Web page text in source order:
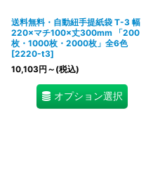
送料無料・自動紐手提紙袋 T-3 幅
220×マチ100×丈300mm 「200
枚・1000枚・2000枚」全6色
[2220-t3]
10,103円 ～ (税込)
オプション選択